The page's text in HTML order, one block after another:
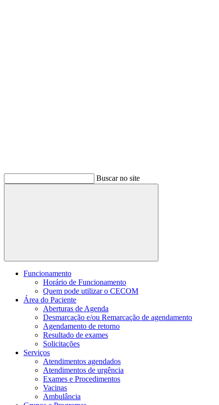
Buscar no site
Buscar
Funcionamento
Horário de Funcionamento
Quem pode utilizar o CECOM
Área do Paciente
Aberturas de Agenda
Desmarcação e/ou Remarcação de agendamento
Agendamento de retorno
Resultado de exames
Solicitações
Serviços
Atendimentos agendados
Atendimentos de urgência
Exames e Procedimentos
Vacinas
Ambulância